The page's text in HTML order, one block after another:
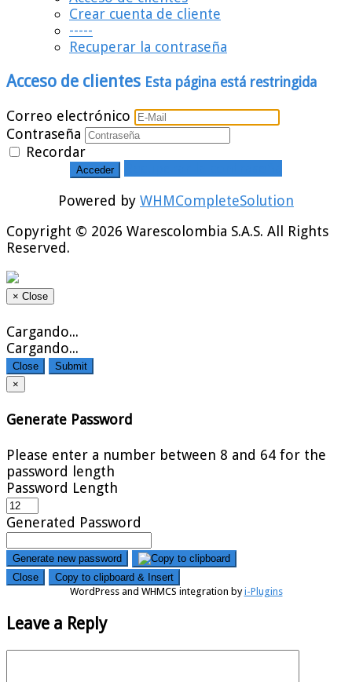
Crear cuenta de cliente
-----
Recuperar la contraseña
Acceso de clientes Esta página está restringida
Correo electrónico
Contraseña
Recordar
Powered by WHMCompleteSolution
Copyright © 2026 Warescolombia S.A.S. All Rights
Reserved.
× Close
Cargando...
Cargando...
Close
Submit
×
Generate Password
Please enter a number between 8 and 64 for the
password length
Password Length
Generated Password
Generate new password
Close
Copy to clipboard & Insert
WordPress and WHMCS integration byi-Plugins
Leave a Reply